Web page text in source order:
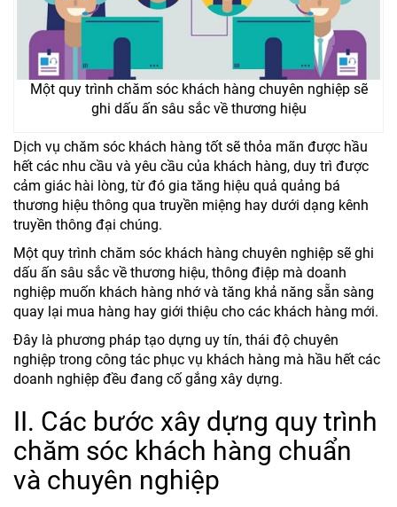
Một quy trình chăm sóc khách hàng chuyên nghiệp sẽ
ghi dấu ấn sâu sắc về thương hiệu
Dịch vụ chăm sóc khách hàng tốt sẽ thỏa mãn được hầu
hết các nhu cầu và yêu cầu của khách hàng, duy trì được
cảm giác hài lòng, từ đó gia tăng hiệu quả quảng bá
thương hiệu thông qua truyền miệng hay dưới dạng kênh
truyền thông đại chúng.
Một quy trình chăm sóc khách hàng chuyên nghiệp sẽ ghi
dấu ấn sâu sắc về thương hiệu, thông điệp mà doanh
nghiệp muốn khách hàng nhớ và tăng khả năng sẵn sàng
quay lại mua hàng hay giới thiệu cho các khách hàng mới.
Đây là phương pháp tạo dựng uy tín, thái độ chuyên
nghiệp trong công tác phục vụ khách hàng mà hầu hết các
doanh nghiệp đều đang cố gắng xây dựng.
II. Các bước xây dựng quy trình
chăm sóc khách hàng chuẩn
và chuyên nghiệp